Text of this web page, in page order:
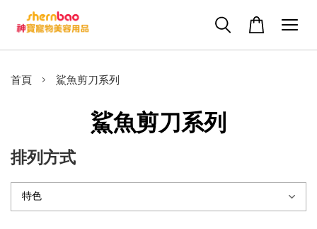
首頁 › 鯊魚剪刀系列
鯊魚剪刀系列
排列方式